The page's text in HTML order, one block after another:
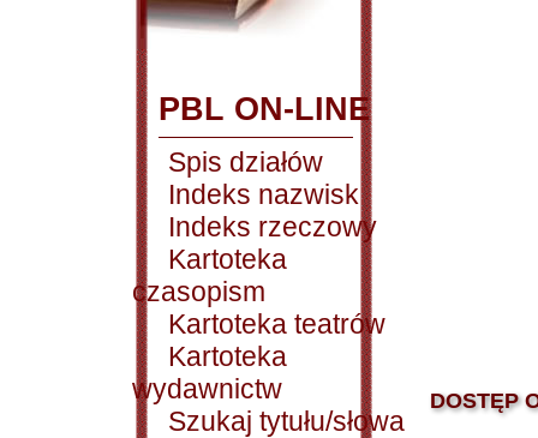
PBL ON-LINE
Spis działów
Indeks nazwisk
Indeks rzeczowy
Kartoteka
czasopism
Kartoteka teatrów
Kartoteka
wydawnictw
Szukaj tytułu/słowa
DOSTĘP